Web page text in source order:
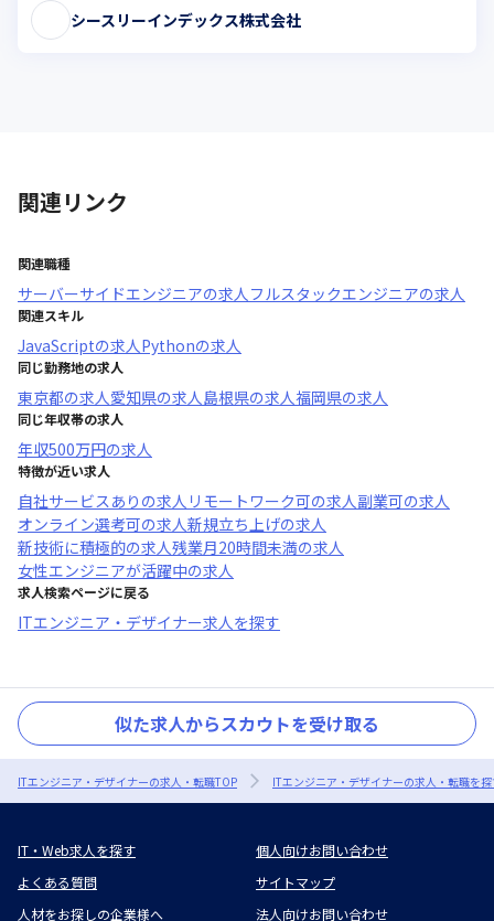
シースリーインデックス株式会社
関連リンク
関連職種
サーバーサイドエンジニアの求人フルスタックエンジニアの求人
関連スキル
JavaScriptの求人Pythonの求人
同じ勤務地の求人
東京都の求人愛知県の求人島根県の求人福岡県の求人
同じ年収帯の求人
年収500万円の求人
特徴が近い求人
自社サービスあり の求人 リモートワーク可の求人副業可の求人
オンライン選考可の求人新規立ち上げの求人
新技術に積極的の求人残業月20時間未満の求人
女性エンジニアが活躍中の求人
求人検索ページに戻る
ITエンジニア・デザイナー求人を探す
似た求人からスカウトを受け取る
ITエンジニア・デザイナーの求人・転職TOP ITエンジニア・デザイナーの求人・転職を
IT・Web求人を探す
個人向けお問い合わせ
よくある質問
サイトマップ
人材をお探しの企業様へ
法人向けお問い合わせ